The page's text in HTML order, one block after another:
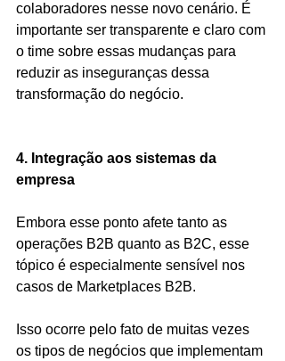
colaboradores nesse novo cenário. É
importante ser transparente e claro com
o time sobre essas mudanças para
reduzir as inseguranças dessa
transformação do negócio.
4. Integração aos sistemas da
empresa
Embora esse ponto afete tanto as
operações B2B quanto as B2C, esse
tópico é especialmente sensível nos
casos de Marketplaces B2B.
Isso ocorre pelo fato de muitas vezes
os tipos de negócios que implementam